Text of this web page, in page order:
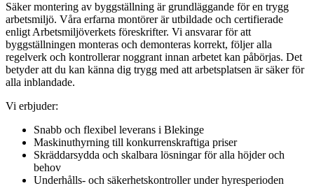
Säker montering av byggställning är grundläggande för en trygg
arbetsmiljö. Våra erfarna montörer är utbildade och certifierade
enligt Arbetsmiljöverkets föreskrifter. Vi ansvarar för att
byggställningen monteras och demonteras korrekt, följer alla
regelverk och kontrollerar noggrant innan arbetet kan påbörjas. Det
betyder att du kan känna dig trygg med att arbetsplatsen är säker för
alla inblandade.
Vi erbjuder:
Snabb och flexibel leverans i Blekinge
Maskinuthyrning till konkurrenskraftiga priser
Skräddarsydda och skalbara lösningar för alla höjder och
behov
Underhålls- och säkerhetskontroller under hyresperioden